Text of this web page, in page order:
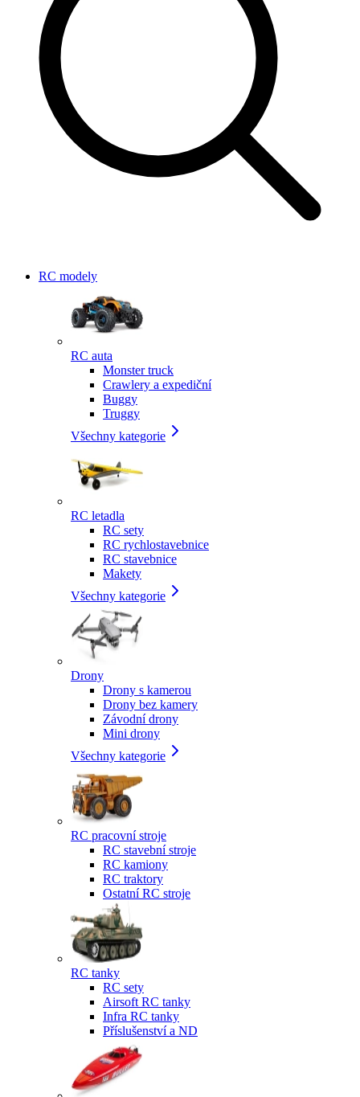
RC modely
RC auta
Monster truck
Crawlery a expediční
Buggy
Truggy
Všechny kategorie
RC letadla
RC sety
RC rychlostavebnice
RC stavebnice
Makety
Všechny kategorie
Drony
Drony s kamerou
Drony bez kamery
Závodní drony
Mini drony
Všechny kategorie
RC pracovní stroje
RC stavební stroje
RC kamiony
RC traktory
Ostatní RC stroje
RC tanky
RC sety
Airsoft RC tanky
Infra RC tanky
Příslušenství a ND